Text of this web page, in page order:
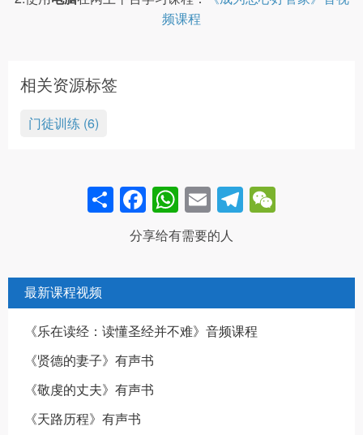
最新课程视频
《乐在读经：读懂圣经并不难》音频课程
《贤德的妻子》有声书
《敬虔的丈夫》有声书
《天路历程》有声书
频课程
相关资源标签
门徒训练 (6)
ShareFacebook
WhatsApp
EmailTelegram
分享给有需要的人